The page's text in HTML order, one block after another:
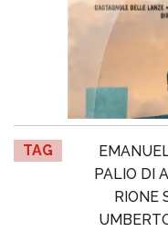
TAG
PALIO DI
RIONE